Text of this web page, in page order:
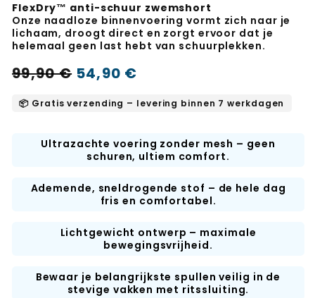
FlexDry™ anti-schuur zwemshort
Onze naadloze binnenvoering vormt zich naar je
lichaam, droogt direct en zorgt ervoor dat je
helemaal geen last hebt van schuurplekken.
Normale
prijs
54,90 €
Verkoopprijs
99,90 €
📦 Gratis verzending – levering binnen 7 werkdagen
Ultrazachte voering zonder mesh – geen
schuren, ultiem comfort.
Ademende, sneldrogende stof – de hele dag
fris en comfortabel.
Lichtgewicht ontwerp – maximale
bewegingsvrijheid.
Bewaar je belangrijkste spullen veilig in de
stevige vakken met ritssluiting.